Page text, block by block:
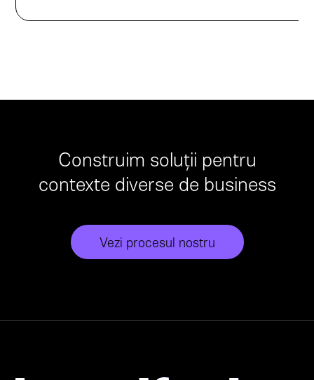
Construim soluții pentru
contexte diverse de business
Vezi procesul nostru